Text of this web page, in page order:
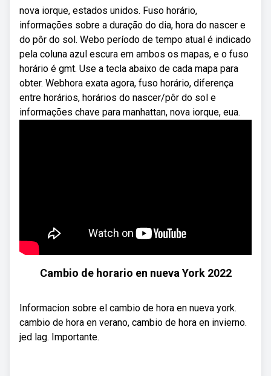
nova iorque, estados unidos. Fuso horário,
informações sobre a duração do dia, hora do nascer e
do pôr do sol. Webo período de tempo atual é indicado
pela coluna azul escura em ambos os mapas, e o fuso
horário é gmt. Use a tecla abaixo de cada mapa para
obter. Webhora exata agora, fuso horário, diferença
entre horários, horários do nascer/pôr do sol e
informações chave para manhattan, nova iorque, eua.
Cambio de horario en nueva York 2022
Informacion sobre el cambio de hora en nueva york.
cambio de hora en verano, cambio de hora en invierno.
jed lag. Importante.